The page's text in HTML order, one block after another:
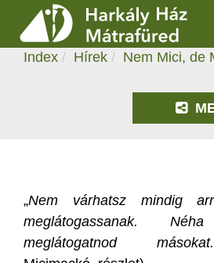
ÁRAK, NYITVATARTÁS
NEM MICI,
2022.06.25. 13:34
Index Hírek Nem Mici, de
„Nem várhatsz mindig
meglátogassanak.
meglátogatnod másokat.